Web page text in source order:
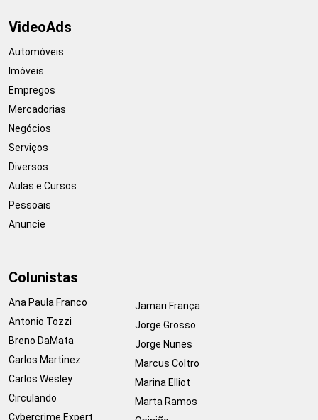
VideoAds
Automóveis
Imóveis
Empregos
Mercadorias
Negócios
Serviços
Diversos
Aulas e Cursos
Pessoais
Anuncie
Colunistas
Ana Paula Franco
Antonio Tozzi
Breno DaMata
Carlos Martinez
Carlos Wesley
Circulando
Cybercrime Expert
Jamari França
Jorge Grosso
Jorge Nunes
Marcus Coltro
Marina Elliot
Marta Ramos